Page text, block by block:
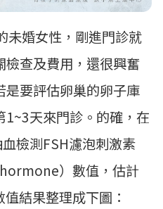
未婚女性，剛進門診就
查及費用，還很興奮
是要評估卵巢的卵子庫
天來門診。的確，在
檢測FSH濾泡刺激素
）數值，估計
結果整理成下圖：